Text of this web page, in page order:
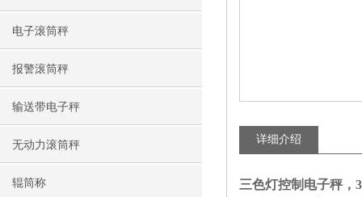
电子滚筒秤
报警滚筒秤
输送带电子秤
无动力滚筒秤
辊筒称
详细介绍
三色灯控制电子秤，